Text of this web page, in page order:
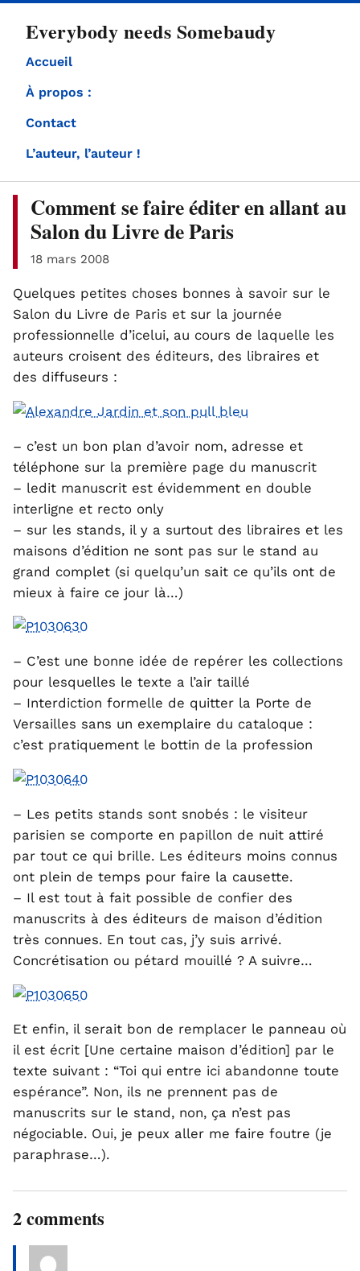
Everybody needs Somebaudy
Accueil
À propos :
Contact
L’auteur, l’auteur !
Comment se faire éditer en allant au
Salon du Livre de Paris
18 mars 2008
Quelques petites choses bonnes à savoir sur le
Salon du Livre de Paris et sur la journée
professionnelle d’icelui, au cours de laquelle les
auteurs croisent des éditeurs, des libraires et
des diffuseurs :
– c’est un bon plan d’avoir nom, adresse et
téléphone sur la première page du manuscrit
– ledit manuscrit est évidemment en double
interligne et recto only
– sur les stands, il y a surtout des libraires et les
maisons d’édition ne sont pas sur le stand au
grand complet (si quelqu’un sait ce qu’ils ont de
mieux à faire ce jour là…)
– C’est une bonne idée de repérer les collections
pour lesquelles le texte a l’air taillé
– Interdiction formelle de quitter la Porte de
Versailles sans un exemplaire du cataloque :
c’est pratiquement le bottin de la profession
– Les petits stands sont snobés : le visiteur
parisien se comporte en papillon de nuit attiré
par tout ce qui brille. Les éditeurs moins connus
ont plein de temps pour faire la causette.
– Il est tout à fait possible de confier des
manuscrits à des éditeurs de maison d’édition
très connues. En tout cas, j’y suis arrivé.
Concrétisation ou pétard mouillé ? A suivre…
Et enfin, il serait bon de remplacer le panneau où
il est écrit [Une certaine maison d’édition] par le
texte suivant : “Toi qui entre ici abandonne toute
espérance”. Non, ils ne prennent pas de
manuscrits sur le stand, non, ça n’est pas
négociable. Oui, je peux aller me faire foutre (je
paraphrase…).
2 comments